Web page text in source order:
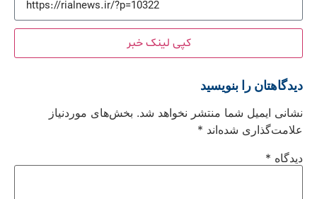
کپی لینک خبر
دیدگاهتان را بنویسید
نشانی ایمیل شما منتشر نخواهد شد. بخش‌های موردنیاز
علامت‌گذاری شده‌اند *
دیدگاه *